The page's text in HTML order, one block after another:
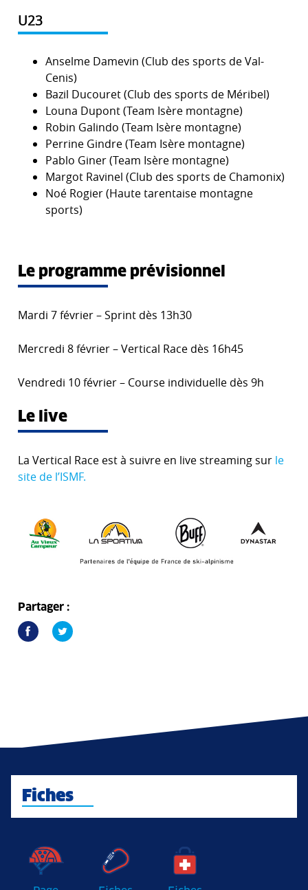
U23
Anselme Damevin (Club des sports de Val-
Cenis)
Bazil Ducouret (Club des sports de Méribel)
Louna Dupont (Team Isère montagne)
Robin Galindo (Team Isère montagne)
Perrine Gindre (Team Isère montagne)
Pablo Giner (Team Isère montagne)
Margot Ravinel (Club des sports de Chamonix)
Noé Rogier (Haute tarentaise montagne
sports)
Le programme prévisionnel
Mardi 7 février – Sprint dès 13h30
Mercredi 8 février – Vertical Race dès 16h45
Vendredi 10 février – Course individuelle dès 9h
Le live
La Vertical Race est à suivre en live streaming sur le
site de l’ISMF.
Partager :
Fiches